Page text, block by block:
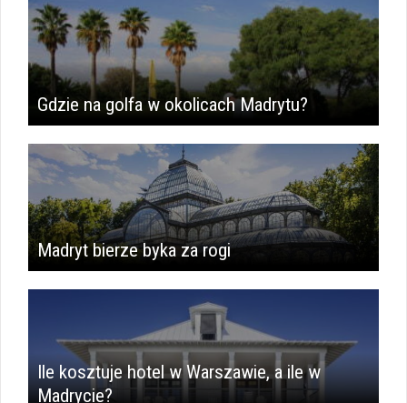
Gdzie na golfa w okolicach Madrytu?
Madryt bierze byka za rogi
Ile kosztuje hotel w Warszawie, a ile w
Madrycie?